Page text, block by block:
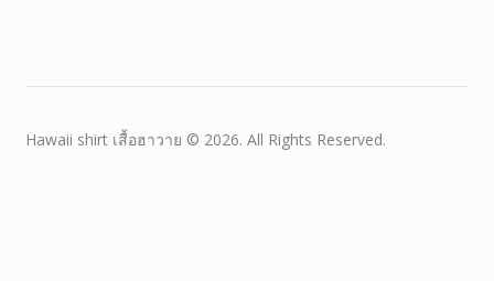
Hawaii shirt เสื้อฮาวาย © 2026. All Rights Reserved.